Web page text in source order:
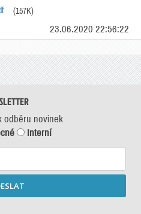
(157K)
23.06.2020 22:56:22
odběru novinek
Interní